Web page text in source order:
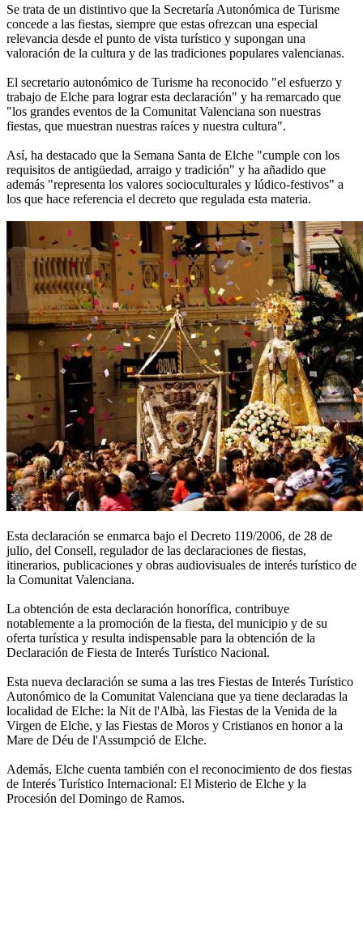
Se trata de un distintivo que la Secretaría Autonómica de Turisme
concede a las fiestas, siempre que estas ofrezcan una especial
relevancia desde el punto de vista turístico y supongan una
valoración de la cultura y de las tradiciones populares valencianas.
El secretario autonómico de Turisme ha reconocido "el esfuerzo y
trabajo de Elche para lograr esta declaración" y ha remarcado que
"los grandes eventos de la Comunitat Valenciana son nuestras
fiestas, que muestran nuestras raíces y nuestra cultura".
Así, ha destacado que la Semana Santa de Elche "cumple con los
requisitos de antigüedad, arraigo y tradición" y ha añadido que
además "representa los valores socioculturales y lúdico-festivos" a
los que hace referencia el decreto que regulada esta materia.
Esta declaración se enmarca bajo el Decreto 119/2006, de 28 de
julio, del Consell, regulador de las declaraciones de fiestas,
itinerarios, publicaciones y obras audiovisuales de interés turístico de
la Comunitat Valenciana.
La obtención de esta declaración honorífica, contribuye
notablemente a la promoción de la fiesta, del municipio y de su
oferta turística y resulta indispensable para la obtención de la
Declaración de Fiesta de Interés Turístico Nacional.
Esta nueva declaración se suma a las tres Fiestas de Interés Turístico
Autonómico de la Comunitat Valenciana que ya tiene declaradas la
localidad de Elche: la Nit de l'Albà, las Fiestas de la Venida de la
Virgen de Elche, y las Fiestas de Moros y Cristianos en honor a la
Mare de Déu de l'Assumpció de Elche.
Además, Elche cuenta también con el reconocimiento de dos fiestas
de Interés Turístico Internacional: El Misterio de Elche y la
Procesión del Domingo de Ramos.